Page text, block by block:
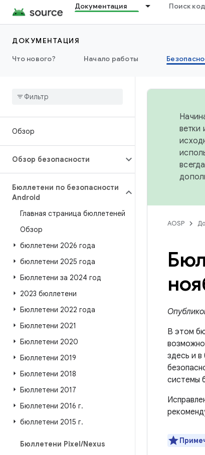
Документация Поиск
ДОКУМЕНТАЦИЯ
Что нового?
Начало работы
Обзор
Обзор безопасности
Бюллетени по безопасности
Android
Главная страница бюллетеней
Обзор
бюллетени 2026 года
бюллетени 2025 года
Бюллетени за 2024 год
2023 бюллетени
Бюллетени 2022 года
Бюллетени 2021
Бюллетени 2020
Бюллетени 2019
Бюллетени 2018
Бюллетени 2017
Бюллетени 2016 г.
бюллетени 2015 г.
Бюллетени Pixel/Nexus
ветки
AOSP
В этом
здесь и
системы